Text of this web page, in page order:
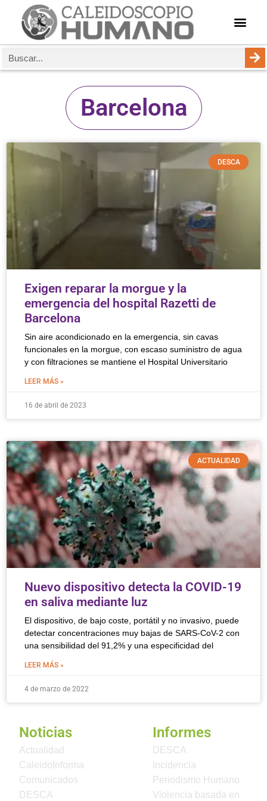
Barcelona
DESCA
Exigen reparar la morgue y la
emergencia del hospital Razetti de
Barcelona
Sin aire acondicionado en la emergencia, sin cavas
funcionales en la morgue, con escaso suministro de agua
y con filtraciones se mantiene el Hospital Universitario
LEER MÁS »
16 de abril de 2023
ACTUALIDAD
Nuevo dispositivo detecta la COVID-19
en saliva mediante luz
El dispositivo, de bajo coste, portátil y no invasivo, puede
detectar concentraciones muy bajas de SARS-CoV-2 con
una sensibilidad del 91,2% y una especificidad del
LEER MÁS »
4 de marzo de 2022
Noticias
Actualidad
CaleidoInforma
Comunicados
DESCA
Informes
DESCA
Incidencia
Periodismo Humano
Violencia basada en